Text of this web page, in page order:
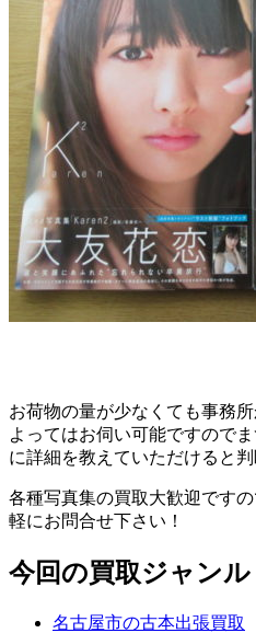
お荷物の量が少なくても事務
よってはお伺い可能ですので
に詳細を教えていただけると判
各種写真集の買取大歓迎です
軽にお問合せ下さい！
今回の買取ジャンル
名古屋市の古本出張買取